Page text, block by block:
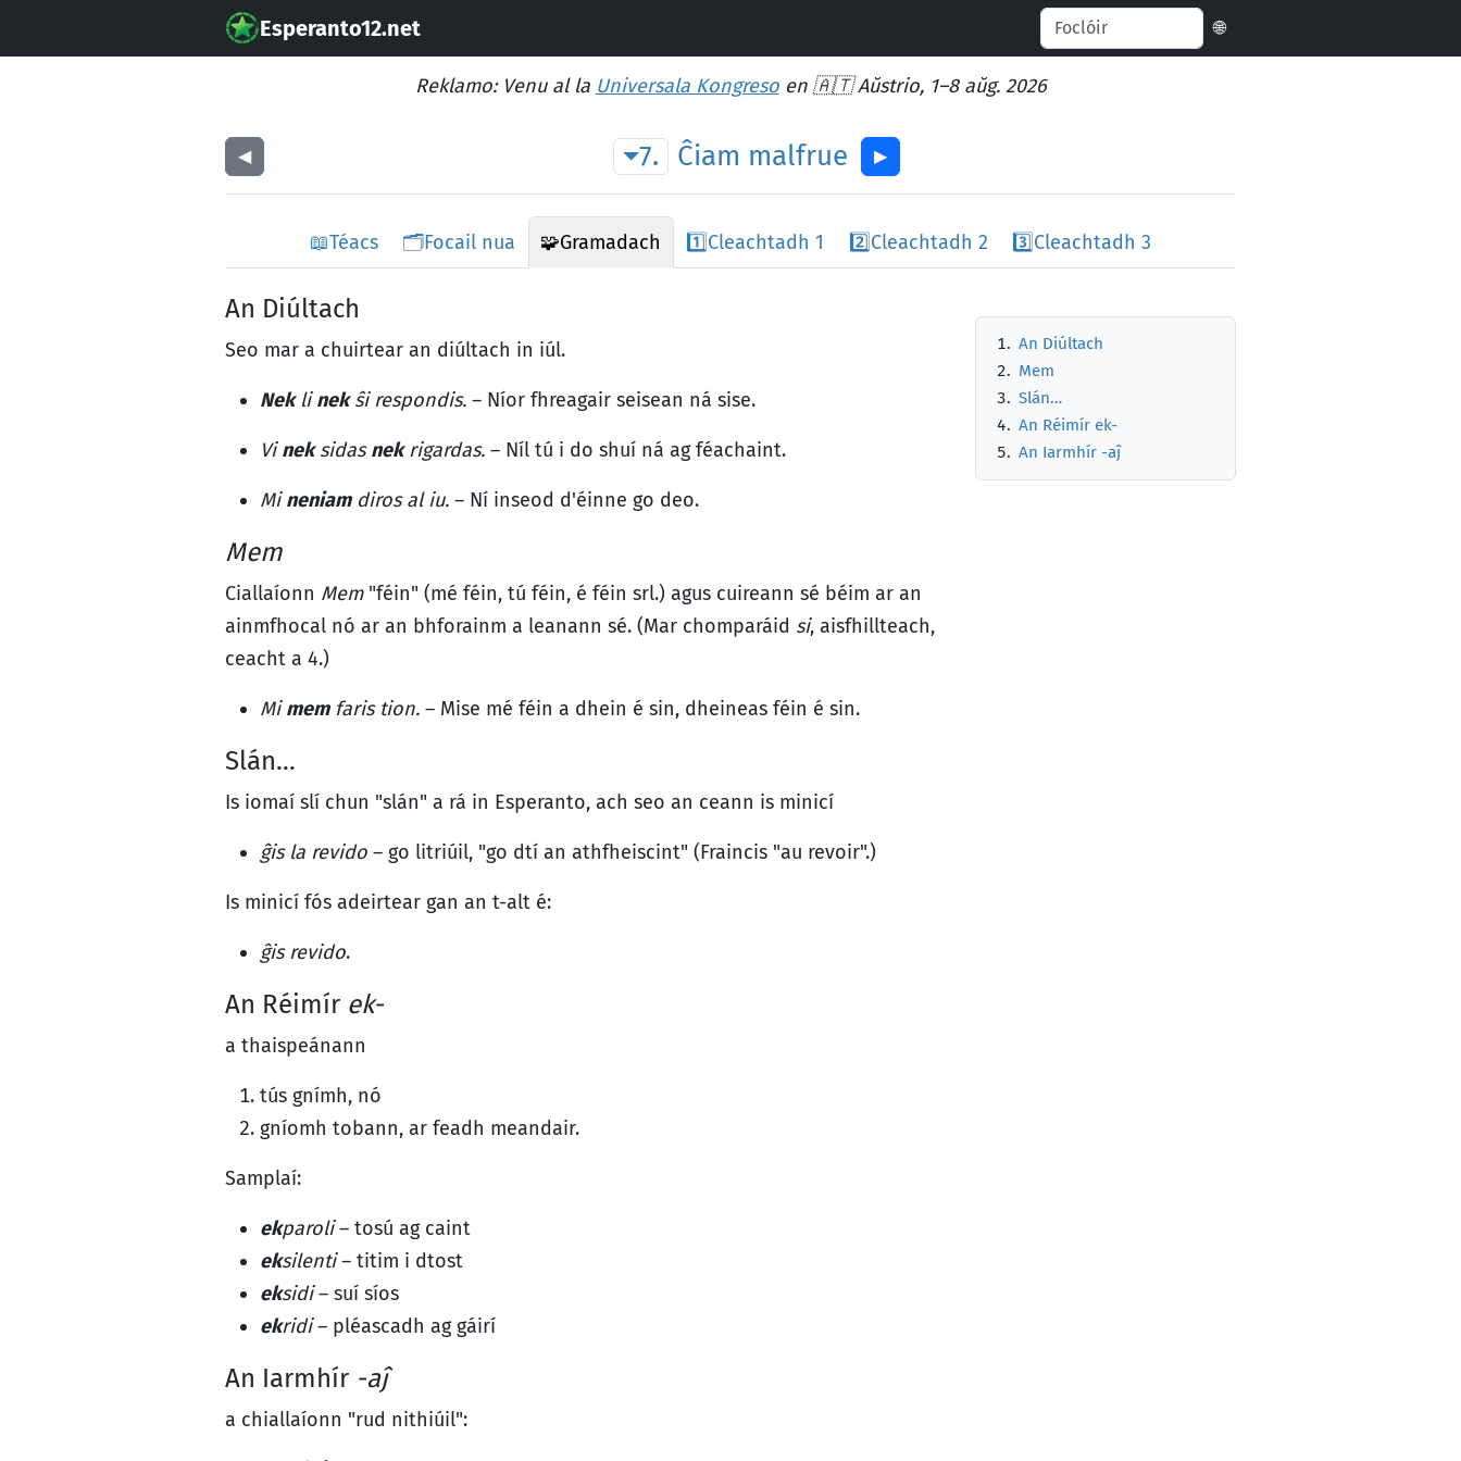
Esperanto12.net 🌐
Reklamo: Venu al la Universala Kongresoen 🇦🇹 Aŭstrio, 1–8 aŭg. 2026
◀︎ 7. Ĉiam malfrue ▶︎
📖Téacs 🗂️Focail nua 🧩Gramadach 1️⃣Cleachtadh 1 2️⃣Cleachtadh 2 3️⃣Cleachtadh 3
An Diúltach
Mem
Slán…
An Réimír ek-
An Iarmhír -aĵ
An Diúltach
Seo mar a chuirtear an diúltach in iúl.
Neklinekŝi respondis. – Níor fhreagair seisean ná sise.
Vineksidasnekrigardas. – Níl tú i do shuí ná ag féachaint.
Mineniamdiros al iu. – Ní inseod d'éinne go deo.
Mem
Ciallaíonn Mem"féin" (mé féin, tú féin, é féin srl.) agus cuireann sé béim ar an
ainmfhocal nó ar an bhforainm a leanann sé. (Mar chomparáid si, aisfhillteach,
ceacht a 4.)
Mimemfaris tion. – Mise mé féin a dhein é sin, dheineas féin é sin.
Slán…
Is iomaí slí chun "slán" a rá in Esperanto, ach seo an ceann is minicí
ĝis la revido – go litriúil, "go dtí an athfheiscint" (Fraincis "au revoir".)
Is minicí fós adeirtear gan an t-alt é:
ĝis revido.
An Réimír ek-
a thaispeánann
tús gnímh, nó
gníomh tobann, ar feadh meandair.
Samplaí:
ekparoli– tosú ag caint
eksilenti– titim i dtost
eksidi– suí síos
ekridi– pléascadh ag gáirí
An Iarmhír -aĵ
a chiallaíonn "rud nithiúil":